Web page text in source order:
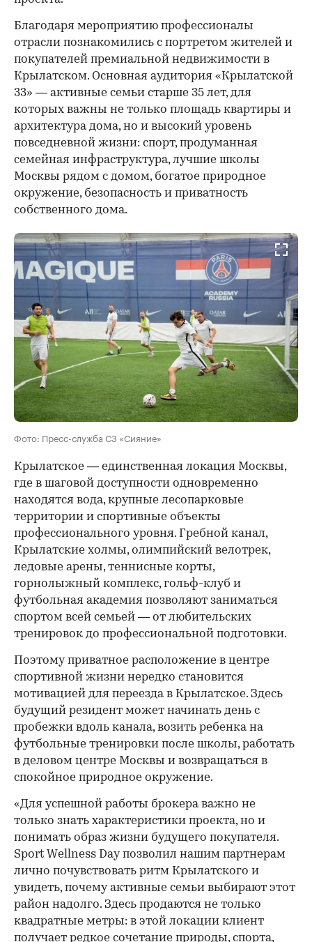
Благодаря мероприятию профессионалы
отрасли познакомились с портретом жителей и
покупателей премиальной недвижимости в
Крылатском. Основная аудитория «Крылатской
33» — активные семьи старше 35 лет, для
которых важны не только площадь квартиры и
архитектура дома, но и высокий уровень
повседневной жизни: спорт, продуманная
семейная инфраструктура, лучшие школы
Москвы рядом с домом, богатое природное
окружение, безопасность и приватность
собственного дома.
Фото: Пресс-служба СЗ «Сияние»
Крылатское — единственная локация Москвы,
где в шаговой доступности одновременно
находятся вода, крупные лесопарковые
территории и спортивные объекты
профессионального уровня. Гребной канал,
Крылатские холмы, олимпийский велотрек,
ледовые арены, теннисные корты,
горнолыжный комплекс, гольф-клуб и
футбольная академия позволяют заниматься
спортом всей семьей — от любительских
тренировок до профессиональной подготовки.
Поэтому приватное расположение в центре
спортивной жизни нередко становится
мотивацией для переезда в Крылатское. Здесь
будущий резидент может начинать день с
пробежки вдоль канала, возить ребенка на
футбольные тренировки после школы, работать
в деловом центре Москвы и возвращаться в
спокойное природное окружение.
«Для успешной работы брокера важно не
только знать характеристики проекта, но и
понимать образ жизни будущего покупателя.
Sport Wellness Day позволил нашим партнерам
лично почувствовать ритм Крылатского и
увидеть, почему активные семьи выбирают этот
район надолго. Здесь продаются не только
квадратные метры: в этой локации клиент
получает редкое сочетание природы, спорта,